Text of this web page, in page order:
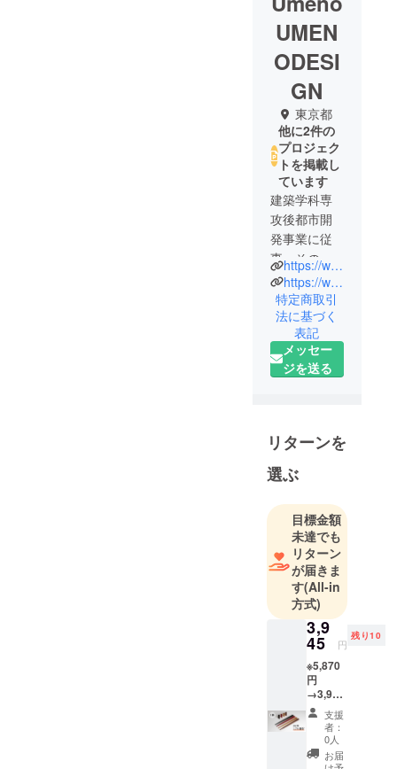
UMEN
ODESI
GN
東京都
他に2件の
プロジェク
トを掲載し
ています
建築学科専
攻後都市開
発事業に従
事。その
後、建築設
計事務所、
家具メー
カーに勤務
し2003年
UMENODES
ザインを中
心にさまざ
まな商品の
ス、ブラン
ディングを
手がけなが
らインテリ
ア、ファッ
ション、
ウェブ、グ
ラフィッ
ク、パッ
ケージ、店
舗、オフィ
ス空間など
多岐にわた
る分野で活
https://www.umenodesign.com
https://www.hintshop.tokyo
特定商取引
法に基づく
表記
メッセー
ジを送る
リターンを
選ぶ
目標金額
未達でも
リターン
が届きま
す(All-in
方式)
3,9
45 円
残り10
※5,870
円
→3,945
円 ※完
成した
製品
×1（個
箱入）
支援
者：
0人
お届